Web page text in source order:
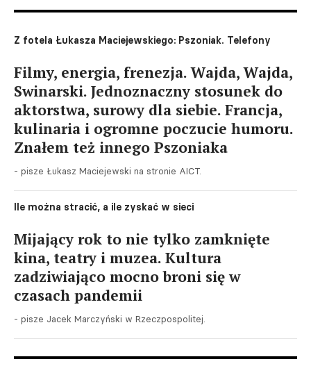
Z fotela Łukasza Maciejewskiego: Pszoniak. Telefony
Filmy, energia, frenezja. Wajda, Wajda,
Swinarski. Jednoznaczny stosunek do
aktorstwa, surowy dla siebie. Francja,
kulinaria i ogromne poczucie humoru.
Znałem też innego Pszoniaka
- pisze Łukasz Maciejewski na stronie AICT.
Ile można stracić, a ile zyskać w sieci
Mijający rok to nie tylko zamknięte
kina, teatry i muzea. Kultura
zadziwiająco mocno broni się w
czasach pandemii
- pisze Jacek Marczyński w Rzeczpospolitej.